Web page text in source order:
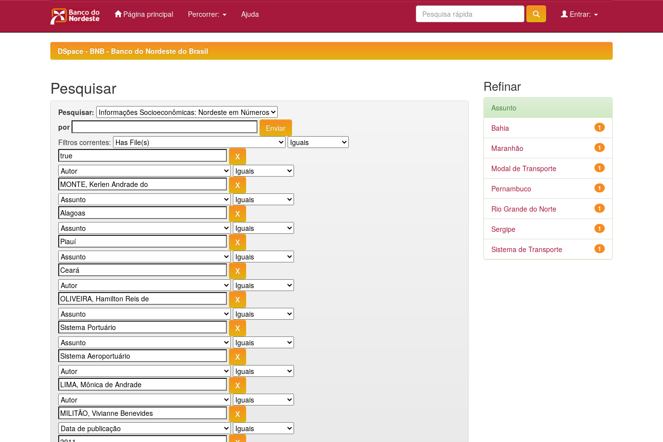
Página principal Percorrer: Ajuda Entrar:
DSpace - BNB - Banco do Nordeste do Brasil
Pesquisar
Pesquisar:
por
Filtros correntes:
Refinar
Assunto
1
Bahia
1
Maranhão
1
Modal de Transporte
1
Pernambuco
1
Rio Grande do Norte
1
Sergipe
1
Sistema de Transporte